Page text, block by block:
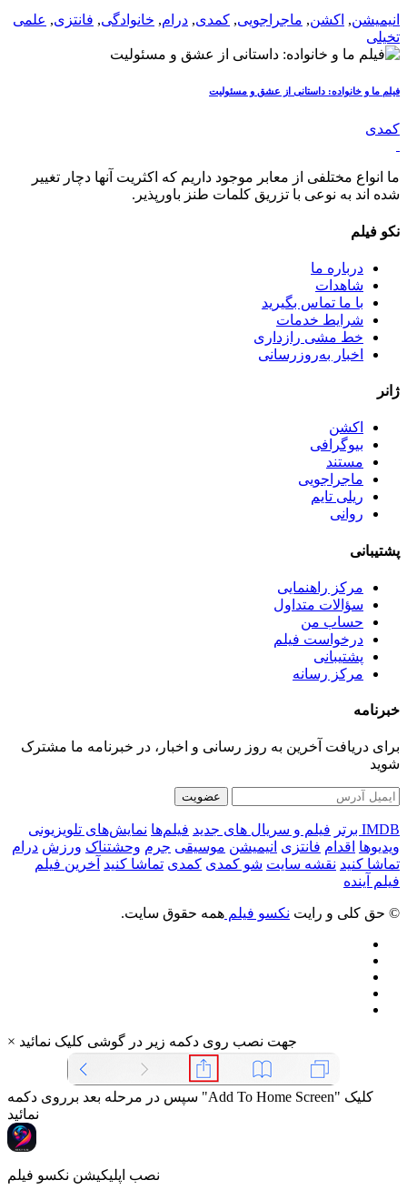
انیمیشن, اکشن, ماجراجویی, کمدی, درام, خانوادگی, فانتزی, علمی
تخیلی
فیلم ما و خانواده: داستانی از عشق و مسئولیت
کمدی
ما انواع مختلفی از معابر موجود داریم که اکثریت آنها دچار تغییر
شده اند به نوعی با تزریق کلمات طنز باورپذیر.
نکو فیلم
درباره ما
شاهدات
با ما تماس بگیرید
شرایط خدمات
خط مشی رازداری
اخبار به‌روزرسانی
ژانر
اکشن
بیوگرافی
مستند
ماجراجویی
ریلی تایم
روانی
پشتیبانی
مرکز راهنمایی
سؤالات متداول
حساب من
درخواست فیلم
پشتیبانی
مرکز رسانه
خبرنامه
برای دریافت آخرین به روز رسانی و اخبار، در خبرنامه ما مشترک
شوید
عضویت
IMDB برتر فیلم و سریال های جدید فیلم‌ها نمایش‌های تلویزیونی
ویدیوها اقدام فانتزی انیمیشن موسیقی جرم وحشتناک ورزش درام
تماشا کنید نقشه سایت شو کمدی کمدی تماشا کنید آخرین فیلم
فیلم آینده
© حق کلی و رایت نکسو فیلم همه حقوق سایت.
× جهت نصب روی دکمه زیر در گوشی کلیک نمائید
سپس در مرحله بعد برروی دکمه "Add To Home Screen" کلیک
نمائید
نصب اپلیکیشن نکسو فیلم